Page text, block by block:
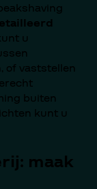
u
of vaststellen
buiten
kunt u
maak